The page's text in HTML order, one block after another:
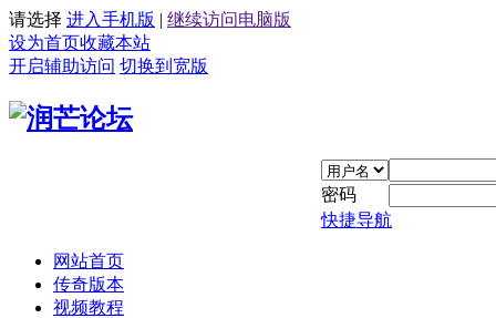
请选择 进入手机版 | 继续访问电脑版
设为首页收藏本站
开启辅助访问 切换到宽版
密码
快捷导航
网站首页
传奇版本
视频教程